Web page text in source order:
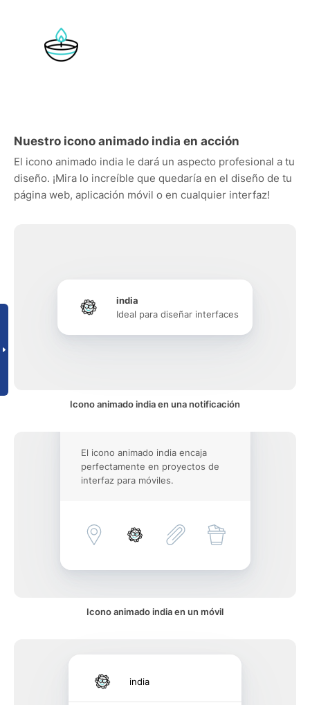
Nuestro icono animado india en acción
El icono animado india le dará un aspecto profesional a tu
diseño. ¡Mira lo increíble que quedaría en el diseño de tu
página web, aplicación móvil o en cualquier interfaz!
india
Ideal para diseñar interfaces
Icono animado india en una notificación
El icono animado india encaja
perfectamente en proyectos de
interfaz para móviles.
Icono animado india en un móvil
india